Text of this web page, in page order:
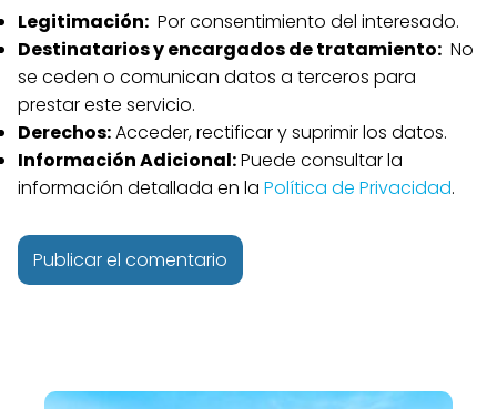
Legitimación: Por consentimiento del interesado.
Destinatarios y encargados de tratamiento: No
se ceden o comunican datos a terceros para
prestar este servicio.
Derechos:Acceder, rectificar y suprimir los datos.
Información Adicional:Puede consultar la
información detallada en la Política de Privacidad.